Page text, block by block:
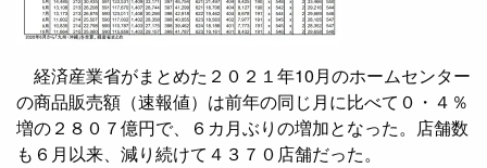
経済産業省がまとめた２０２１年10月のホームセンター
の商品販売額（速報値）は前年の同じ月に比べて０・４％
増の２８０７億円で、６カ月ぶりの増加となった。店舗数
も６月以来、減り続けて４３７０店舗だった。